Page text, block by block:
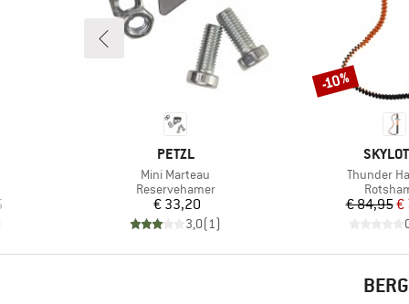
MERK
PETZL
Artikel
Mini Marteau
Productgroep
Reservehamer
Prijs
€ 33,20
3,0(1)
MERK
Artikel
Thunder
€ 84,95€
Korting
-10%